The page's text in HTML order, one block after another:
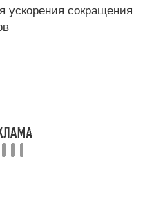
ускорения сокращения